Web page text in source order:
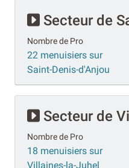
Secteur de
Nombre de Pro
22 menuisiers sur
Saint-Denis-d'Anjou
Secteur de
Nombre de Pro
18 menuisiers sur
Villaines-la-Juhel